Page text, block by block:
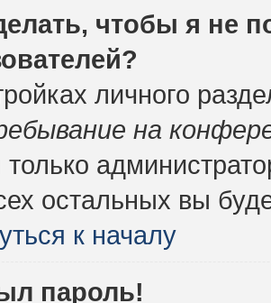
чтобы я не
личного
на
остальных вы
к началу
пароль!